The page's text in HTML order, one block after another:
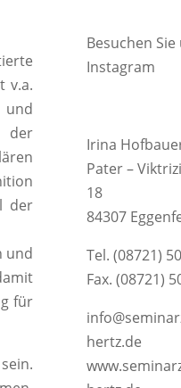
v.a.
und
der
der
und
für
Besuchen
Instagram
Irina
Pater –
18
84307
Tel. (08721)
Fax. (08721)
hertz.de